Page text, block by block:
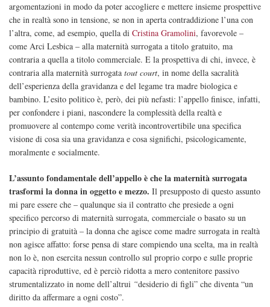
argomentazioni in modo da poter accogliere e mettere insieme prospettive
che in realtà sono in tensione, se non in aperta contraddizione l’una con
l’altra, come, ad esempio, quella di Cristina Gramolini, favorevole –
come Arci Lesbica – alla maternità surrogata a titolo gratuito, ma
contraria a quella a titolo commerciale. E la prospettiva di chi, invece, è
contraria alla maternità surrogata tout court, in nome della sacralità
dell’esperienza della gravidanza e del legame tra madre biologica e
bambino. L’esito politico è, però, dei più nefasti: l’appello finisce, infatti,
per confondere i piani, nascondere la complessità della realtà e
promuovere al contempo come verità incontrovertibile una specifica
visione di cosa sia una gravidanza e cosa significhi, psicologicamente,
moralmente e socialmente.
L’assunto fondamentale dell’appello è che la maternità surrogata
trasformi la donna in oggetto e mezzo. Il presupposto di questo assunto
mi pare essere che – qualunque sia il contratto che presiede a ogni
specifico percorso di maternità surrogata, commerciale o basato su un
principio di gratuità – la donna che agisce come madre surrogata in realtà
non agisce affatto: forse pensa di stare compiendo una scelta, ma in realtà
non lo è, non esercita nessun controllo sul proprio corpo e sulle proprie
capacità riproduttive, ed è perciò ridotta a mero contenitore passivo
strumentalizzato in nome dell’altrui “desiderio di figli” che diventa “un
diritto da affermare a ogni costo”.